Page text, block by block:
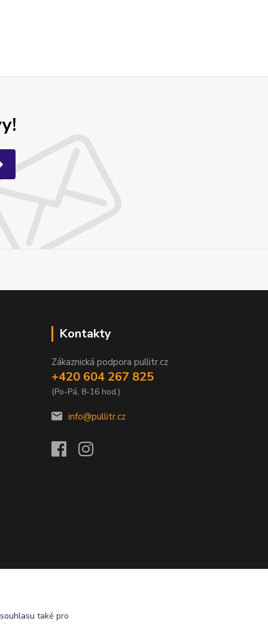
Kontakty
Zákaznická podpora pullitr.cz
+420 604 267 825
(Po-Pá, 8-16 hod.)
info@pullitr.cz
souhlasu také pro